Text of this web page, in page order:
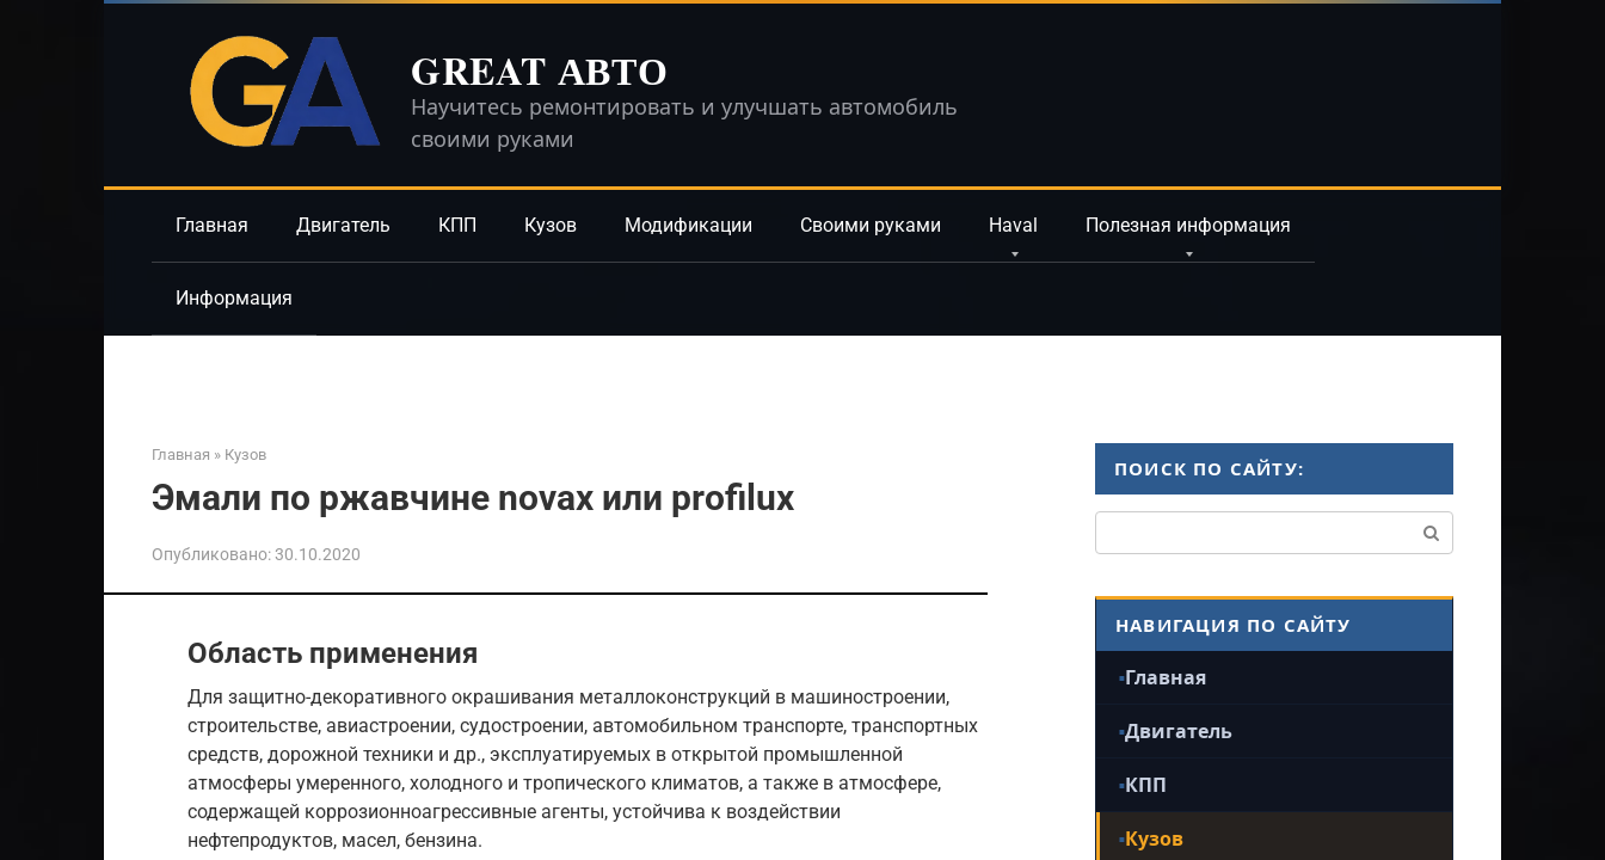
GREAT АВТО
Научитесь ремонтировать и улучшать автомобиль
своими руками
Главная Двигатель КПП Кузов Модификации Своими руками Haval Полезная информация
Информация
Главная » Кузов
Эмали по ржавчине novax или profilux
Опубликовано:30.10.2020
Область применения
Для защитно-декоративного окрашивания металлоконструкций в машиностроении,
строительстве, авиастроении, судостроении, автомобильном транспорте, транспортных
средств, дорожной техники и др., эксплуатируемых в открытой промышленной
атмосферы умеренного, холодного и тропического климатов, а также в атмосфере,
содержащей коррозионноагрессивные агенты, устойчива к воздействии
нефтепродуктов, масел, бензина.
ПОИСК ПО САЙТУ:
НАВИГАЦИЯ ПО САЙТУ
Главная
Двигатель
КПП
Кузов